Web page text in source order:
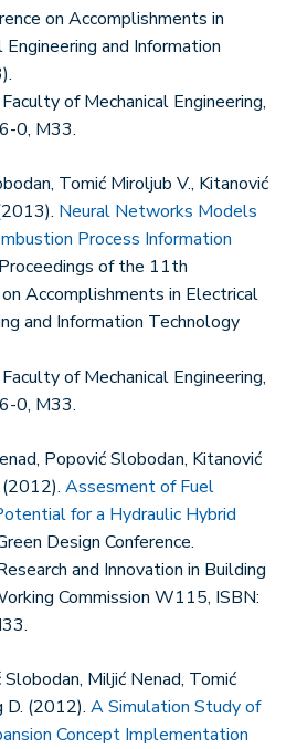
on Accomplishments in
and Information
of Mechanical Engineering,
0, M33.
Tomić Miroljub V., Kitanović
Neural Networks Models
Process Information
of the 11th
Accomplishments in Electrical
and Information Technology
of Mechanical Engineering,
0, M33.
Popović Slobodan, Kitanović
Assesment of Fuel
for a Hydraulic Hybrid
Design Conference.
and Innovation in Building
Commission W115, ISBN:
Miljić Nenad, Tomić
D. (2012). A Simulation Study of
Concept Implementation